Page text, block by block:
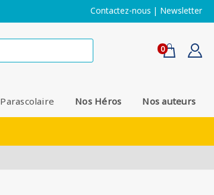
Contactez-nous | Newsletter
0
Parascolaire Nos Héros Nos auteurs